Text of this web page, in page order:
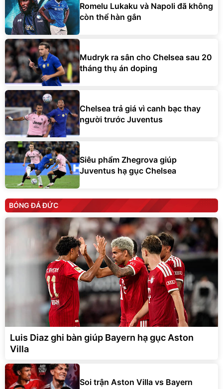
Romelu Lukaku và Napoli đã không
còn thể hàn gắn
Mudryk ra sân cho Chelsea sau 20
tháng thụ án doping
Chelsea trả giá vì canh bạc thay
người trước Juventus
Siêu phẩm Zhegrova giúp
Juventus hạ gục Chelsea
BÓNG ĐÁ ĐỨC
Luis Diaz ghi bàn giúp Bayern hạ gục Aston
Villa
Soi trận Aston Villa vs Bayern